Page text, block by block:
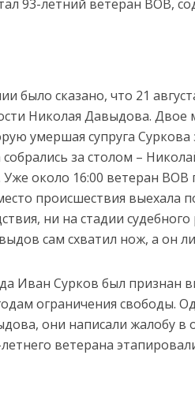
93-летний ветеран ВОВ,
было сказано, что 21
Николая Давыдова. Двое
умершая супруга
за столом –
около 16:00 ветеран ВОВ
происшествия выехала
ни на стадии
сам схватил нож, а он
Иван Сурков был признан
ограничения свободы.
они написали жалобу в
ветерана